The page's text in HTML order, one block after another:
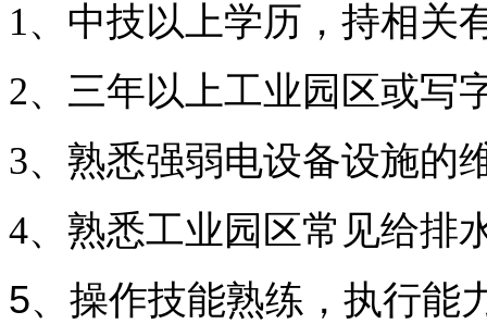
1、中技以上学历，持相关
2、 三年以上工业园区或写
3、熟悉强弱电设备设施的
4、 熟悉工业园区常见给排
5、 操作技能熟练，执行能